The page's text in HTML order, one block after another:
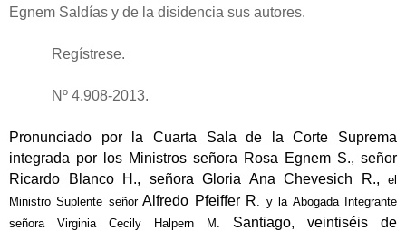
Egnem Saldías y de la disidencia sus autores.
Regístrese.
Nº 4.908-2013.
Pronunciado por la Cuarta Sala de la Corte Suprema
integrada por los Ministros señora Rosa Egnem S., señor
Ricardo Blanco H., señora Gloria Ana Chevesich R., el
Ministro Suplente señorAlfredo Pfeiffer R . y la Abogada Integrante
señora Virginia Cecily Halpern M. Santiago, veintiséis de